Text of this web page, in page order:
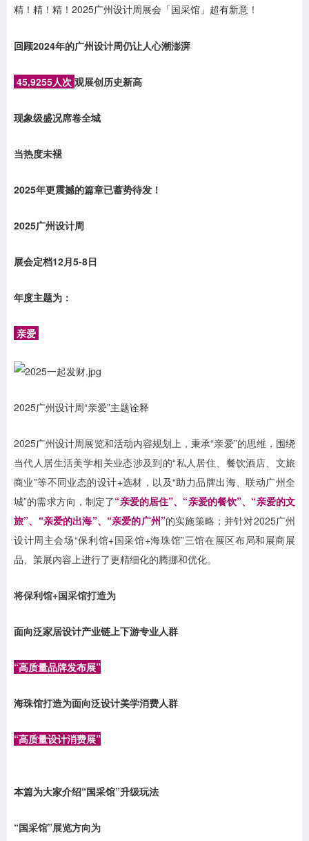
精！精！精！2025广州设计周展会「国采馆」超有新意！
回顾2024年的广州设计周仍让人心潮澎湃
45,9255人次 观展创历史新高
现象级盛况席卷全城
当热度未褪
2025年更震撼的篇章已蓄势待发！
2025广州设计周
展会定档12月5-8日
年度主题为：
亲爱
2025广州设计周“亲爱”主题诠释
2025广州设计周展览和活动内容规划上，秉承“亲爱”的思维，围绕
当代人居生活美学相关业态涉及到的“私人居住、餐饮酒店、文旅
商业”等不同业态的设计+选材，以及“助力品牌出海、联动广州全
城”的需求方向，制定了“亲爱的居住”、“亲爱的餐饮”、“亲爱的文
旅”、“亲爱的出海”、“亲爱的广州”的实施策略；并针对2025广州
设计周主会场“保利馆+国采馆+海珠馆”三馆在展区布局和展商展
品、策展内容上进行了更精细化的腾挪和优化。
将保利馆+国采馆打造为
面向泛家居设计产业链上下游专业人群
“高质量品牌发布展”
海珠馆打造为面向泛设计美学消费人群
“高质量设计消费展”
本篇为大家介绍“国采馆”升级玩法
“国采馆”展览方向为